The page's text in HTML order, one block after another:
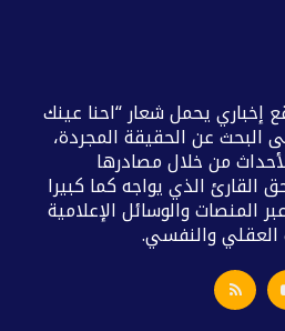
إخباري يحمل شعار “احنا عينك
البحث عن الحقيقة المجردة،
من خلال مصادرها
القارئ الذي يواجه كما كبيرا
المنصات والوسائل الإعلامية
العقلي والنفسي.